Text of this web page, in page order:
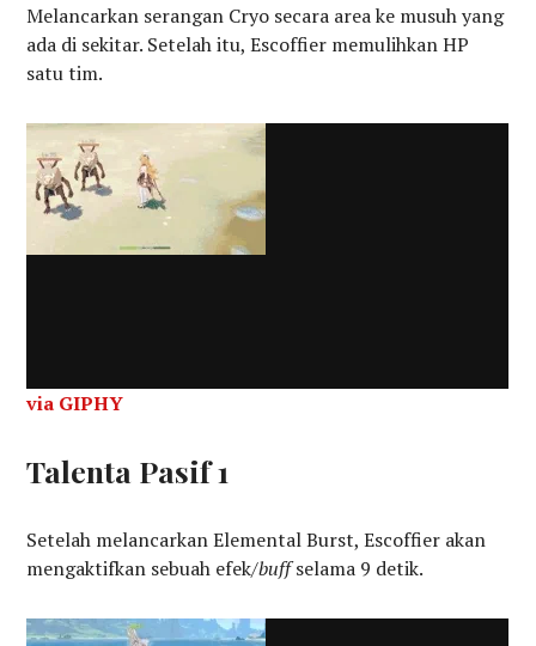
Melancarkan serangan Cryo secara area ke musuh yang
ada di sekitar. Setelah itu, Escoffier memulihkan HP
satu tim.
via GIPHY
Talenta Pasif 1
Setelah melancarkan Elemental Burst, Escoffier akan
mengaktifkan sebuah efek/buffselama 9 detik.